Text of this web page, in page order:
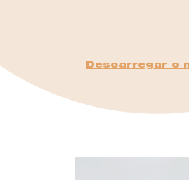
Descarregar o